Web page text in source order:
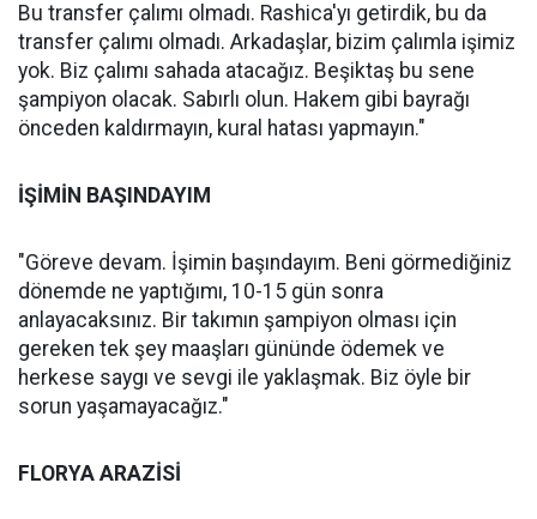
Bu transfer çalımı olmadı. Rashica'yı getirdik, bu da
transfer çalımı olmadı. Arkadaşlar, bizim çalımla işimiz
yok. Biz çalımı sahada atacağız. Beşiktaş bu sene
şampiyon olacak. Sabırlı olun. Hakem gibi bayrağı
önceden kaldırmayın, kural hatası yapmayın."
İŞİMİN BAŞINDAYIM
"Göreve devam. İşimin başındayım. Beni görmediğiniz
dönemde ne yaptığımı, 10-15 gün sonra
anlayacaksınız. Bir takımın şampiyon olması için
gereken tek şey maaşları gününde ödemek ve
herkese saygı ve sevgi ile yaklaşmak. Biz öyle bir
sorun yaşamayacağız."
FLORYA ARAZİSİ